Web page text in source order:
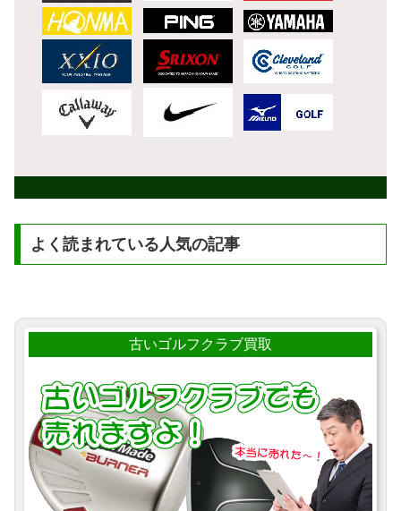
よく読まれている人気の記事
古いゴルフクラブ買取